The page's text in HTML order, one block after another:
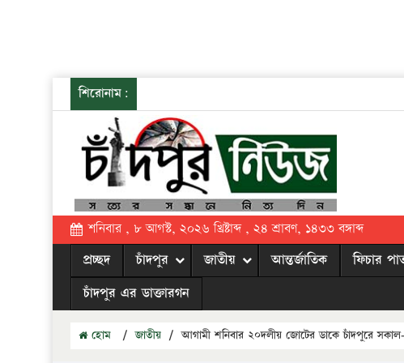
শিরোনাম:
শনিবার , ৮ আগস্ট, ২০২৬ খ্রিষ্টাব্দ , ২৪ শ্রাবণ, ১৪৩৩ বঙ্গাব্দ
প্রচ্ছদ চাঁদপুর জাতীয় আন্তর্জাতিক ফিচার
চাঁদপুর এর ডাক্তারগন
হোম / জাতীয় / আগামী শনিবার ২০দলীয় জোটের ডাকে চাঁদপুরে সকাল-